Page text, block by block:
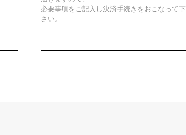
必要事項をご記入し決済手続きをおこなって下
さい。